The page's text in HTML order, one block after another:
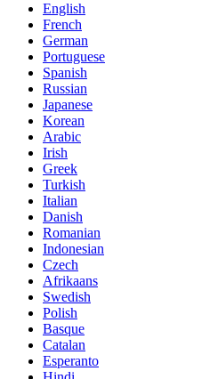
English
French
German
Portuguese
Spanish
Russian
Japanese
Korean
Arabic
Irish
Greek
Turkish
Italian
Danish
Romanian
Indonesian
Czech
Afrikaans
Swedish
Polish
Basque
Catalan
Esperanto